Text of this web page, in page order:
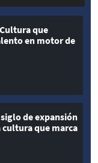
que
en motor de
de expansión
que marca